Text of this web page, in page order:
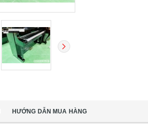
HƯỚNG DẪN MUA HÀNG